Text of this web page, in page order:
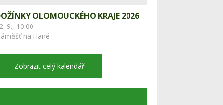
OLOMOUCKÉHO KRAJE 2026
9., 10:00
na Hané
Zobrazit celý kalendář